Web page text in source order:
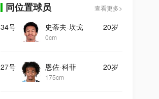
同位置球员 查看更多>
34号 20岁
史蒂夫-坎戈
0cm
27号 20岁
恩佐-科菲
175cm